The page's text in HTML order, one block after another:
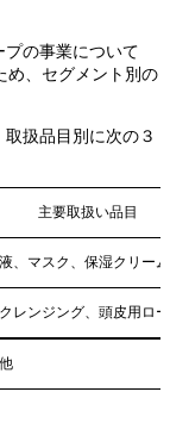
の事業について
め、セグメント別の
扱品目別に次の３
主要取扱い品目
、マスク、保湿クリー
レンジング、頭皮用ロ